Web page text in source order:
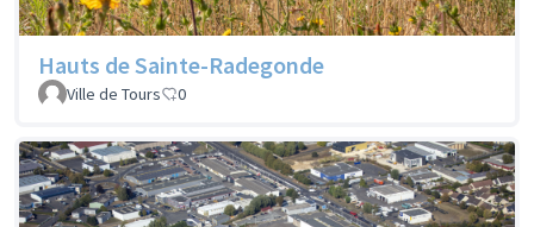
Hauts de Sainte-Radegonde
Ville de Tours 0